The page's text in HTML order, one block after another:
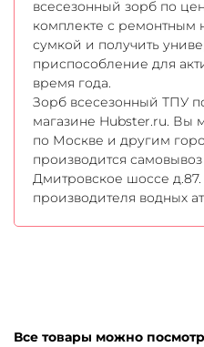
всесезонный зорб по
комплекте с ремонтным
сумкой и получить
приспособление для
время года.
Зорб всесезонный ТПУ
магазине Hubster.ru. Вы
по Москве и другим
производится
Дмитровское шоссе д.87.
производителя водных
Все товары можно